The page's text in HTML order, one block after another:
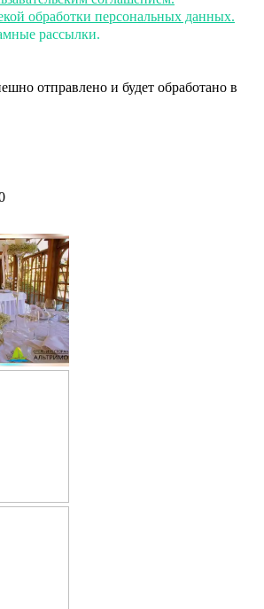
обработки персональных данных.
рассылки.
отправлено и будет обработано в